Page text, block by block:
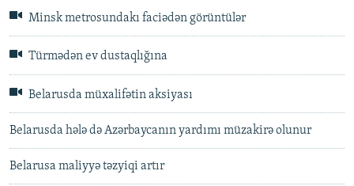
Minsk metrosundakı faciədən görüntülər
Türmədən ev dustaqlığına
Belarusda müxalifətin aksiyası
Belarusda hələ də Azərbaycanın yardımı müzakirə olunur
Belarusa maliyyə təzyiqi artır